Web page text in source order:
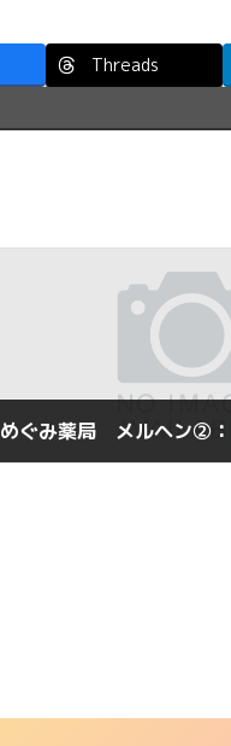
Threads
めぐみ薬局 メルヘン②：